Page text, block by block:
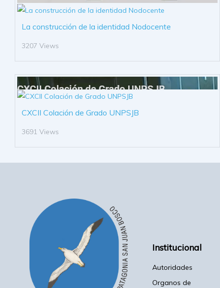
La construcción de la identidad Nodocente
3207 Views
CXCII Colación de Grado UNPSJB
3691 Views
Institucional
Autoridades
Organos de